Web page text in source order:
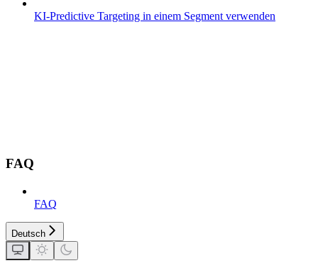
KI-Predictive Targeting in einem Segment verwenden
FAQ
FAQ
Deutsch